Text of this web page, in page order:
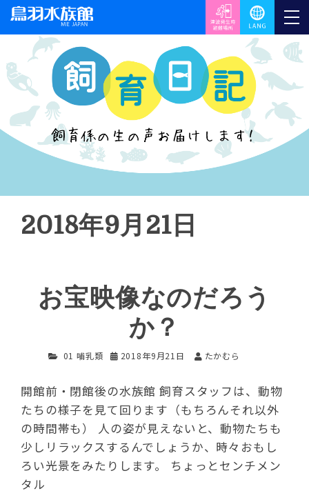
2018年9月21日
お宝映像なのだろう
か？
01 哺乳類 2018年9月21日 たかむら
開館前・閉館後の水族館 飼育スタッフは、動物
たちの様子を見て回ります（もちろんそれ以外
の時間帯も） 人の姿が見えないと、動物たちも
少しリラックスするんでしょうか、時々おもし
ろい光景をみたりします。 ちょっとセンチメン
タル